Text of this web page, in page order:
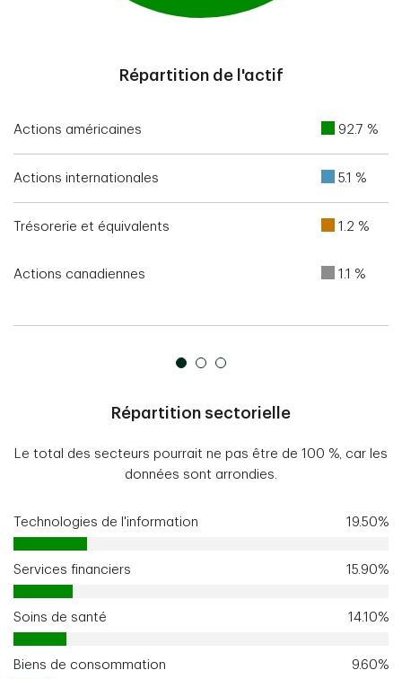
Répartition de l'actif
Actions américaines 92.7 %
Actions internationales 5.1 %
Trésorerie et équivalents 1.2 %
Actions canadiennes 1.1 %
Répartition sectorielle
Le total des secteurs pourrait ne pas être de 100 %, car les
données sont arrondies.
Technologies de l'information 19.50%
Services financiers 15.90%
Soins de santé 14.10%
Biens de consommation 9.60%